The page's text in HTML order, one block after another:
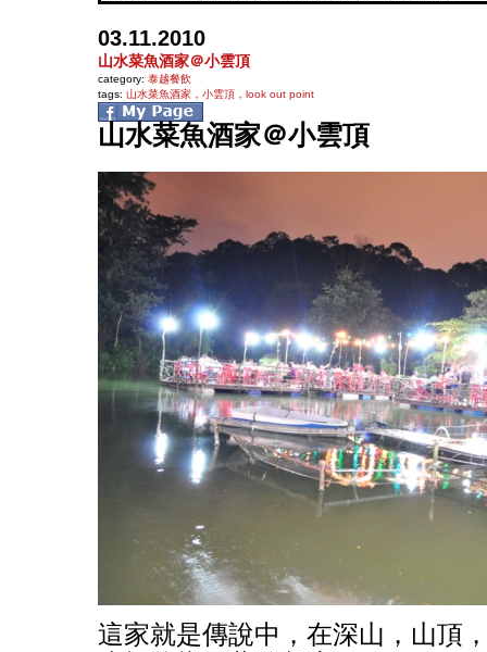
03.11.2010
山水菜魚酒家＠小雲頂
category: 泰越餐飲
tags: 山水菜魚酒家，小雲頂，look out point
山水菜魚酒家＠小雲頂
這家就是傳說中，在深山，山頂